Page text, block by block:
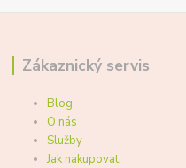
Zákaznický servis
Blog
O nás
Služby
Jak nakupovat